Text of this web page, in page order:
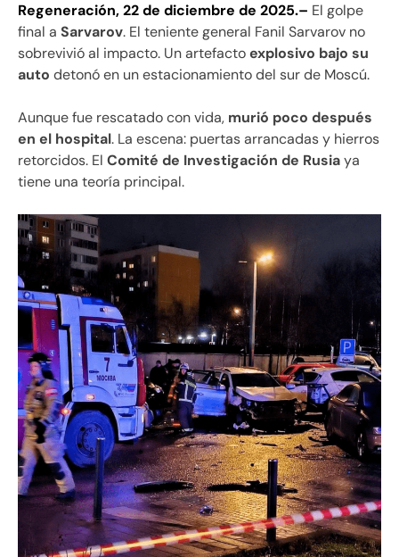
Regeneración, 22 de diciembre de 2025.– El golpe
final a Sarvarov. El teniente general Fanil Sarvarov no
sobrevivió al impacto. Un artefactoexplosivo bajo su
auto detonó en un estacionamiento del sur de Moscú.
Aunque fue rescatado con vida, murió poco después
en el hospital. La escena: puertas arrancadas y hierros
retorcidos. El Comité de Investigación de Rusiaya
tiene una teoría principal.